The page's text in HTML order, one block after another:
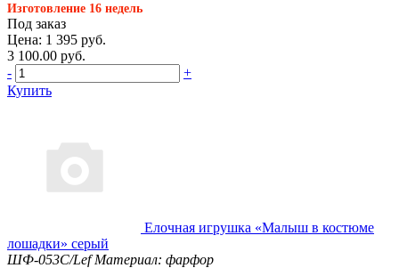
Изготовление 16 недель
Под заказ
Цена: 1 395 руб.
3 100.00 руб.
-
+
Купить
Елочная игрушка «Малыш в костюме
лошадки» серый
ШФ-053С/Lef Материал: фарфор